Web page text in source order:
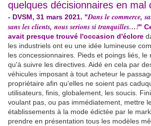
quelques décisionnaires en mal
- DVSM, 31 mars 2021. "Dans le commerce,
sans les clients, nous serions si tranquilles…!"
avait presque trouvé l'occasion d'éclore
les industriels ont eu une idée lumineuse
les concessionnaires. Pieds et poings liés, le
qu'à suivre les directives. Aidé en cela par
véhicules imposant à tout acheteur le
propriétaire afin qu'elles ne soient pas
utilisateurs, finis, globalement, les soucis.
voulant pas, ou pas immédiatement, mettre
établissements à la mode édictée par le
prendre en présentation tous les modèles